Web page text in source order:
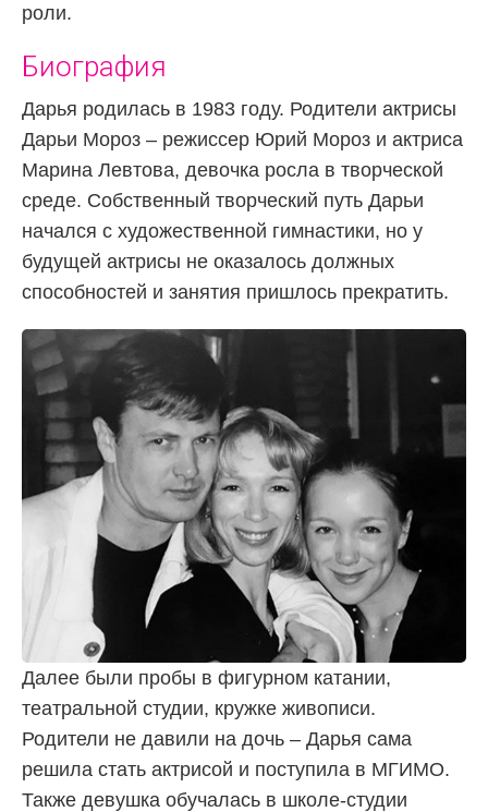
роли.
Биография
Дарья родилась в 1983 году. Родители актрисы
Дарьи Мороз – режиссер Юрий Мороз и актриса
Марина Левтова, девочка росла в творческой
среде. Собственный творческий путь Дарьи
начался с художественной гимнастики, но у
будущей актрисы не оказалось должных
способностей и занятия пришлось прекратить.
Далее были пробы в фигурном катании,
театральной студии, кружке живописи.
Родители не давили на дочь – Дарья сама
решила стать актрисой и поступила в МГИМО.
Также девушка обучалась в школе-студии